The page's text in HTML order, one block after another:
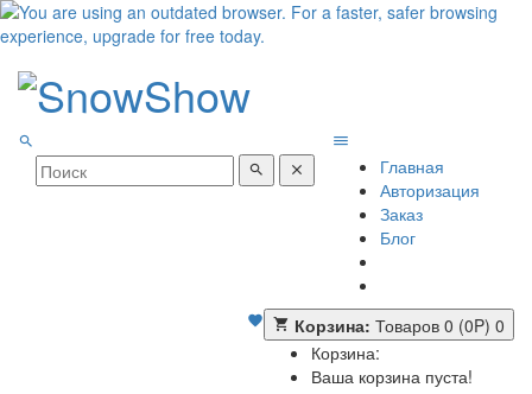
Главная
Авторизация
Заказ
Блог
Корзина: Товаров 0 (0P) 0
Корзина:
Ваша корзина пуста!